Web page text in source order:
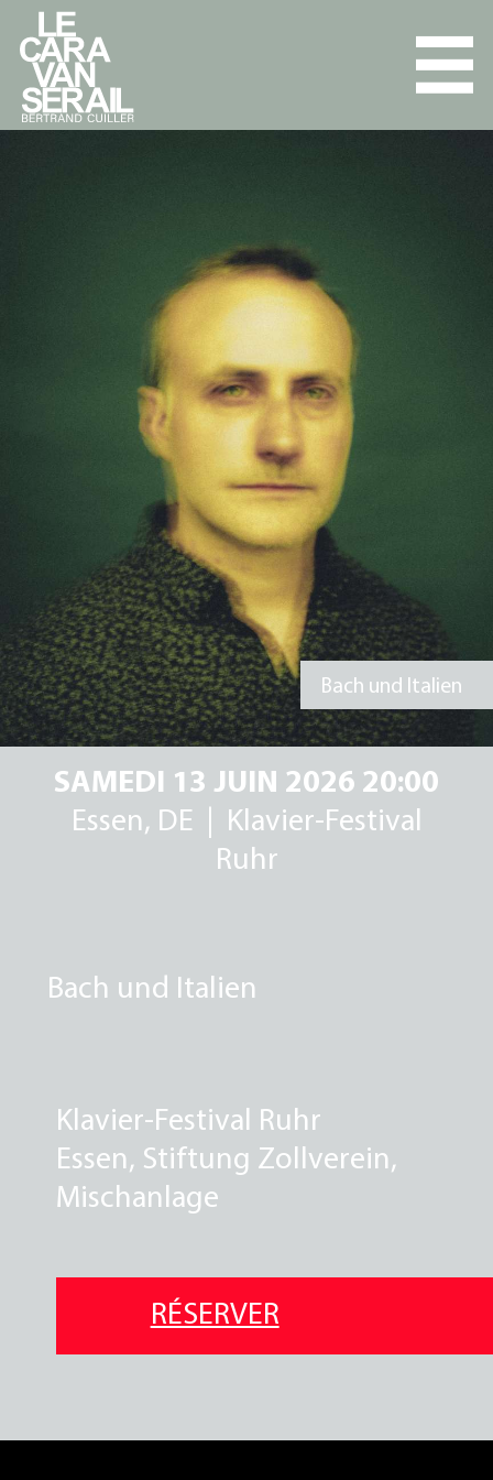
PROGRAMMES
AGENDA
DISCOGRAPHIE
PRESSE
VIDÉOS
PARTENAIRES
CONTACTS
Bach und Italien
SAMEDI 13 JUIN 2026 20:00
Essen, DE | Klavier-Festival
Ruhr
Bach und Italien
Klavier-Festival Ruhr
Essen, Stiftung Zollverein,
Mischanlage
RÉSERVER